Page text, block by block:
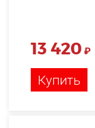
13 420 ₽
Купить